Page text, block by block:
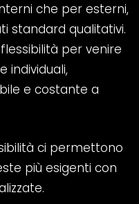
che per esterni,
standard qualitativi.
per venire
individuali,
e costante a
ci permettono
più esigenti con